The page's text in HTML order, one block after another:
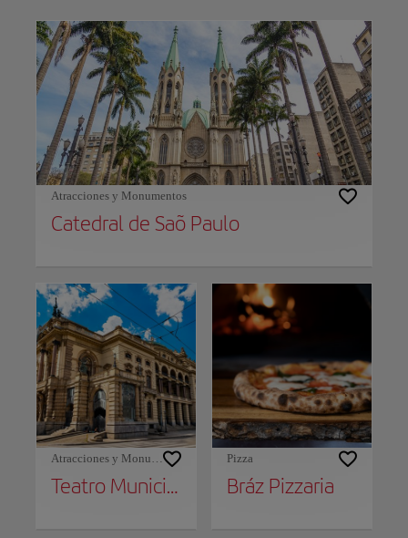
Atracciones y Monumentos
Catedral de Saõ Paulo
Atracciones y Monumentos
Teatro Municipal de São Paulo
Pizza
Bráz Pizzaria